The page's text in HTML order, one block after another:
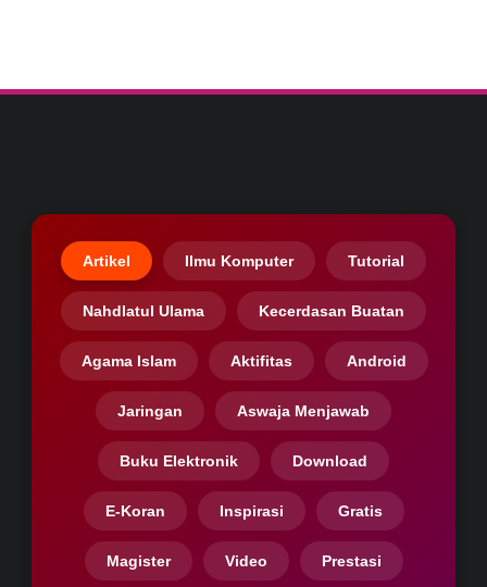
Artikel Ilmu Komputer Tutorial
Nahdlatul Ulama Kecerdasan Buatan
Agama Islam Aktifitas Android
Jaringan Aswaja Menjawab
Buku Elektronik Download
E-Koran Inspirasi Gratis
Magister Video Prestasi